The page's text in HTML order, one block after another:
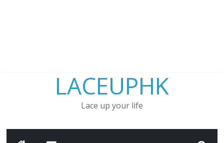
LACEUPHK
Lace up your life